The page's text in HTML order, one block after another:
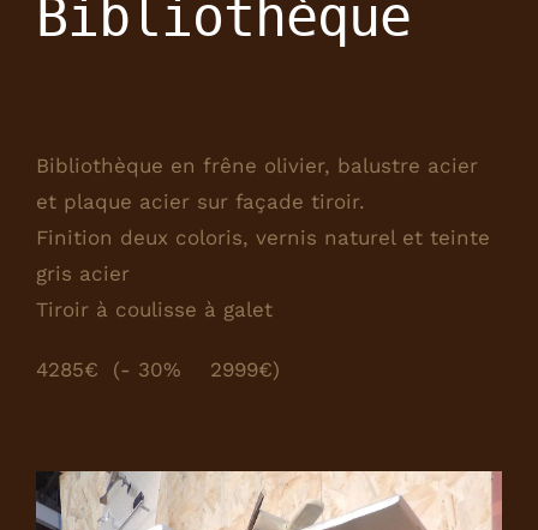
Bibliothèque
Bibliothèque en frêne olivier, balustre acier
et plaque acier sur façade tiroir.
Finition deux coloris, vernis naturel et teinte
gris acier
Tiroir à coulisse à galet
4285€ (- 30% 2999€)